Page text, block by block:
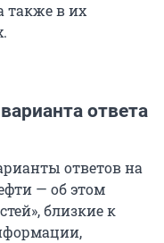
также в их
ответа
ответов на
— об этом
близкие к